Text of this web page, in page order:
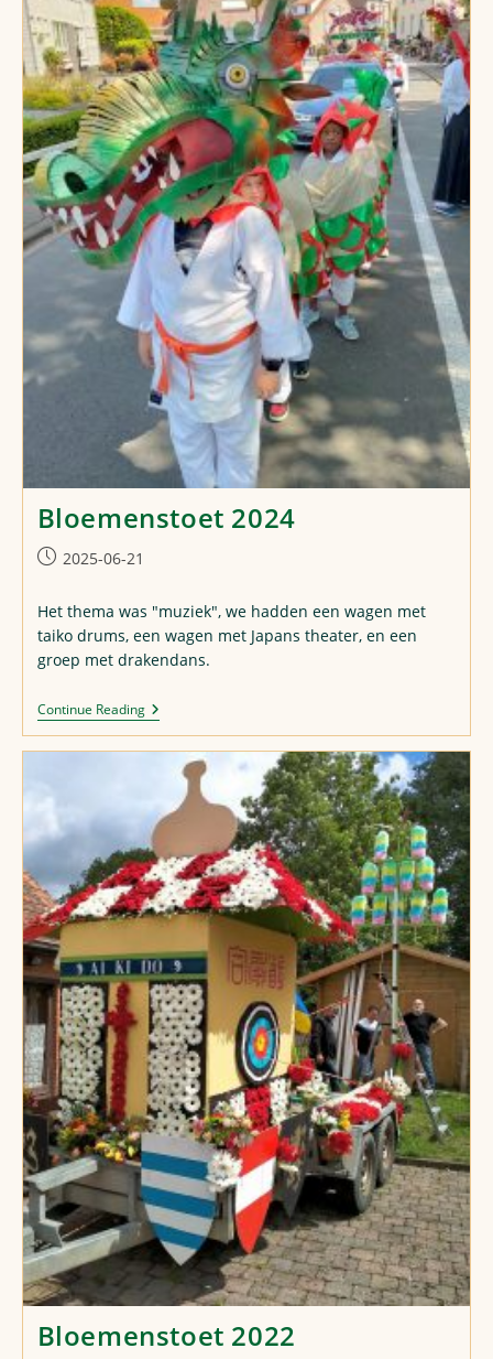
Bloemenstoet 2024
Post2025-06-21
Het thema was "muziek", we hadden een wagen met
taiko drums, een wagen met Japans theater, en een
groep met drakendans.
Continue ReadingBloemenstoet
2024
Bloemenstoet 2022